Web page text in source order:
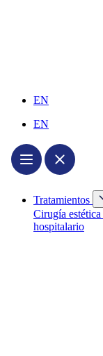
EN
EN
Tratamientos
Cirugía estética
hospitalario